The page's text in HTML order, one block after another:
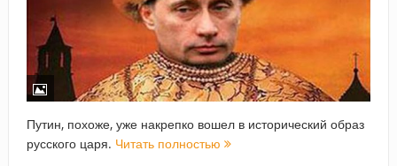
Путин, похоже, уже накрепко вошел в исторический образ
русского царя. Читать полностью